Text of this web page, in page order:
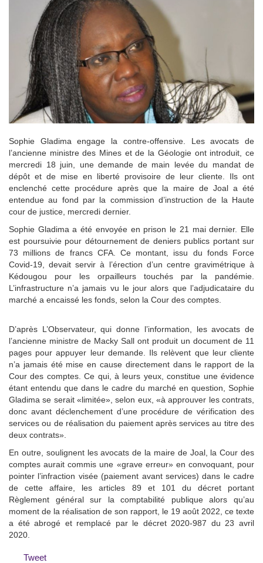
Sophie Gladima engage la contre-offensive. Les avocats de
l’ancienne ministre des Mines et de la Géologie ont introduit, ce
mercredi 18 juin, une demande de main levée du mandat de
dépôt et de mise en liberté provisoire de leur cliente. Ils ont
enclenché cette procédure après que la maire de Joal a été
entendue au fond par la commission d’instruction de la Haute
cour de justice, mercredi dernier.
Sophie Gladima a été envoyée en prison le 21 mai dernier. Elle
est poursuivie pour détournement de deniers publics portant sur
73 millions de francs CFA. Ce montant, issu du fonds Force
Covid-19, devait servir à l’érection d’un centre gravimétrique à
Kédougou pour les orpailleurs touchés par la pandémie.
L’infrastructure n’a jamais vu le jour alors que l’adjudicataire du
marché a encaissé les fonds, selon la Cour des comptes.
D’après L’Observateur, qui donne l’information, les avocats de
l’ancienne ministre de Macky Sall ont produit un document de 11
pages pour appuyer leur demande. Ils relèvent que leur cliente
n’a jamais été mise en cause directement dans le rapport de la
Cour des comptes. Ce qui, à leurs yeux, constitue une évidence
étant entendu que dans le cadre du marché en question, Sophie
Gladima se serait «limitée», selon eux, «à approuver les contrats,
donc avant déclenchement d’une procédure de vérification des
services ou de réalisation du paiement après services au titre des
deux contrats».
En outre, soulignent les avocats de la maire de Joal, la Cour des
comptes aurait commis une «grave erreur» en convoquant, pour
pointer l’infraction visée (paiement avant services) dans le cadre
de cette affaire, les articles 89 et 101 du décret portant
Règlement général sur la comptabilité publique alors qu’au
moment de la réalisation de son rapport, le 19 août 2022, ce texte
a été abrogé et remplacé par le décret 2020-987 du 23 avril
2020.
Tweet